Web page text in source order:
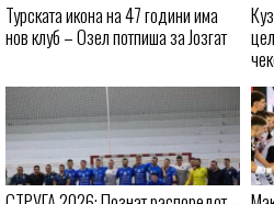
Турската икона на 47 години има
нов клуб – Озел потпиша за Јозгат